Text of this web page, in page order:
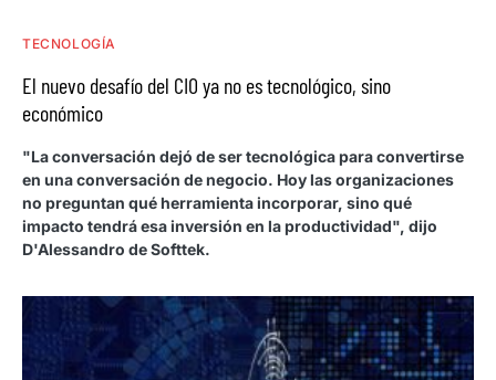
TECNOLOGÍA
El nuevo desafío del CIO ya no es tecnológico, sino
económico
"La conversación dejó de ser tecnológica para convertirse
en una conversación de negocio. Hoy las organizaciones
no preguntan qué herramienta incorporar, sino qué
impacto tendrá esa inversión en la productividad", dijo
D'Alessandro de Softtek.